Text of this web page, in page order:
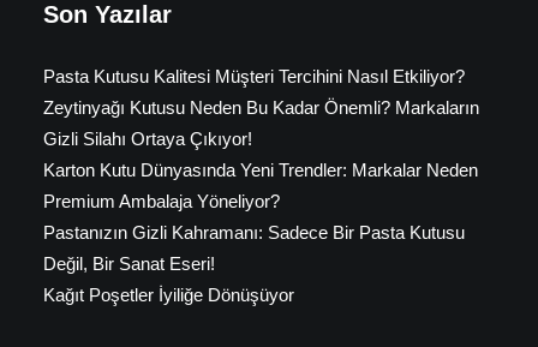
Son Yazılar
Pasta Kutusu Kalitesi Müşteri Tercihini Nasıl Etkiliyor?
Zeytinyağı Kutusu Neden Bu Kadar Önemli? Markaların
Gizli Silahı Ortaya Çıkıyor!
Karton Kutu Dünyasında Yeni Trendler: Markalar Neden
Premium Ambalaja Yöneliyor?
Pastanızın Gizli Kahramanı: Sadece Bir Pasta Kutusu
Değil, Bir Sanat Eseri!
Kağıt Poşetler İyiliğe Dönüşüyor